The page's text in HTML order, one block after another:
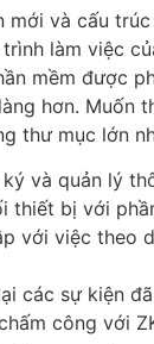
mới và cấu
làm việc
mềm được
hơn. Muốn
thư mục lớn
và quản lý
thiết bị với
với việc theo
các sự kiện
công với